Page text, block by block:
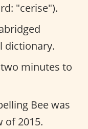
"cerise").
dictionary.
minutes to
Bee was
of 2015.